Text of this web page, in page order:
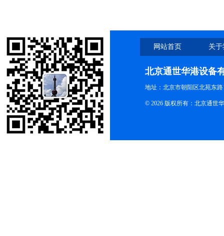
网站首页 关
北京通世华港设备
地址：北京市朝阳区北苑东路
© 2026 版权所有：北京通世